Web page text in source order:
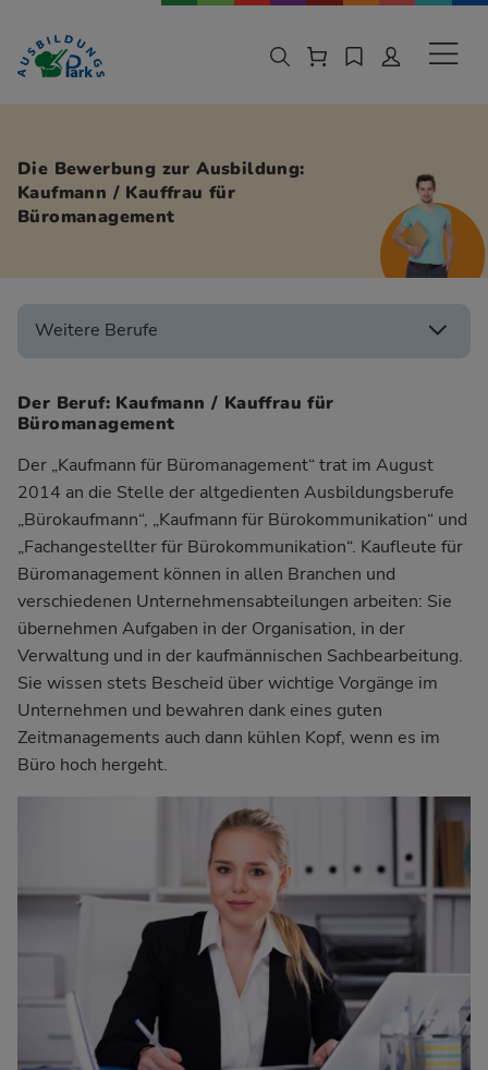
Zur Navigation springen
Zu den Hauptinhalten springen
Die Bewerbung zur Ausbildung:
Kaufmann / Kauffrau für
Büromanagement
Der Beruf: Kaufmann / Kauffrau für
Büromanagement
Der „Kaufmann für Büromanagement“ trat im August
2014 an die Stelle der altgedienten Ausbildungsberufe
„Bürokaufmann“, „Kaufmann für Bürokommunikation“ und
„Fachangestellter für Bürokommunikation“. Kaufleute für
Büromanagement können in allen Branchen und
verschiedenen Unternehmensabteilungen arbeiten: Sie
übernehmen Aufgaben in der Organisation, in der
Verwaltung und in der kaufmännischen Sachbearbeitung.
Sie wissen stets Bescheid über wichtige Vorgänge im
Unternehmen und bewahren dank eines guten
Zeitmanagements auch dann kühlen Kopf, wenn es im
Büro hoch hergeht.
Weitere Berufe